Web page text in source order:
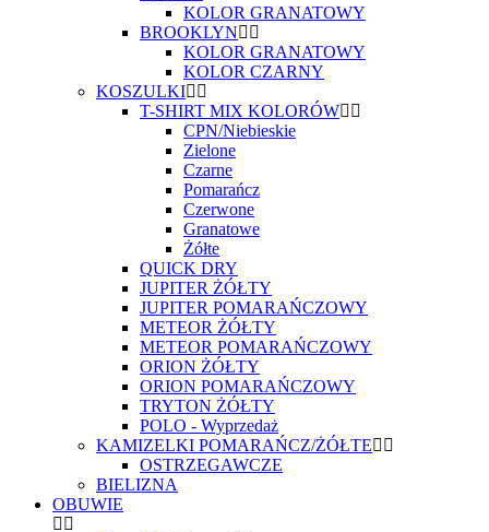
KOLOR GRANATOWY
BROOKLYN
KOLOR GRANATOWY
KOLOR CZARNY
KOSZULKI
T-SHIRT MIX KOLORÓW
CPN/Niebieskie
Zielone
Czarne
Pomarańcz
Czerwone
Granatowe
Żółte
QUICK DRY
JUPITER ŻÓŁTY
JUPITER POMARAŃCZOWY
METEOR ŻÓŁTY
METEOR POMARAŃCZOWY
ORION ŻÓŁTY
ORION POMARAŃCZOWY
TRYTON ŻÓŁTY
POLO - Wyprzedaż
KAMIZELKI POMARAŃCZ/ŻÓŁTE
OSTRZEGAWCZE
BIELIZNA
OBUWIE